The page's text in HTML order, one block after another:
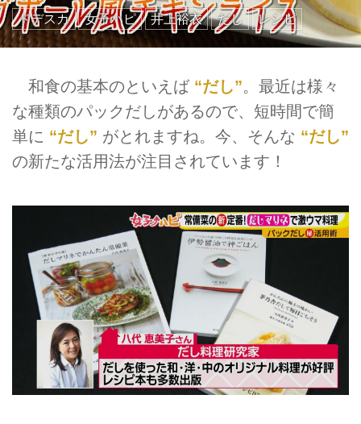
ドデスカ 女子ハピ 井上裕衣 だし レシピ
和食の基本のといえば “だし”。最近は様々
な種類のパックだしがあるので、短時間で簡
単に “だし” がとれますね。今、そんな “だし”
の新たな活用法が注目されています！